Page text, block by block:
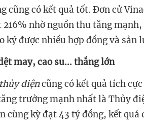
cũng có kết quả tốt. Đơn cử
nhờ nguồn thu tăng
ký được nhiều hợp đồng và sản
may, cao su... thắng lớn
điệncũng có kết quả tích
trưởng mạnh nhất là Thủy
cùng kỳ đạt 43 tỷ đồng, kết